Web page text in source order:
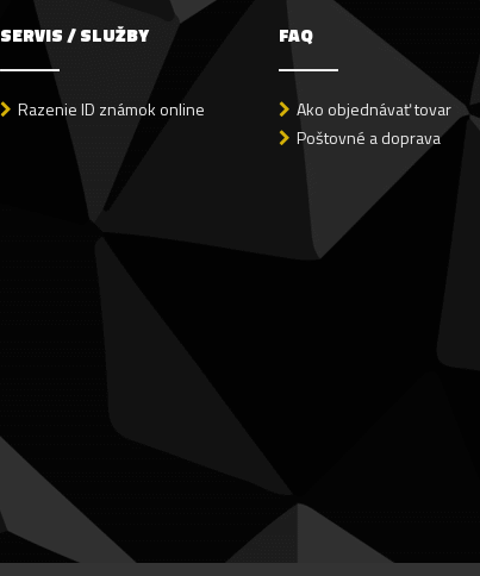
SERVIS / SLUŽBY
Razenie ID známok online
FAQ
Ako objednávať tovar
Poštovné a doprava